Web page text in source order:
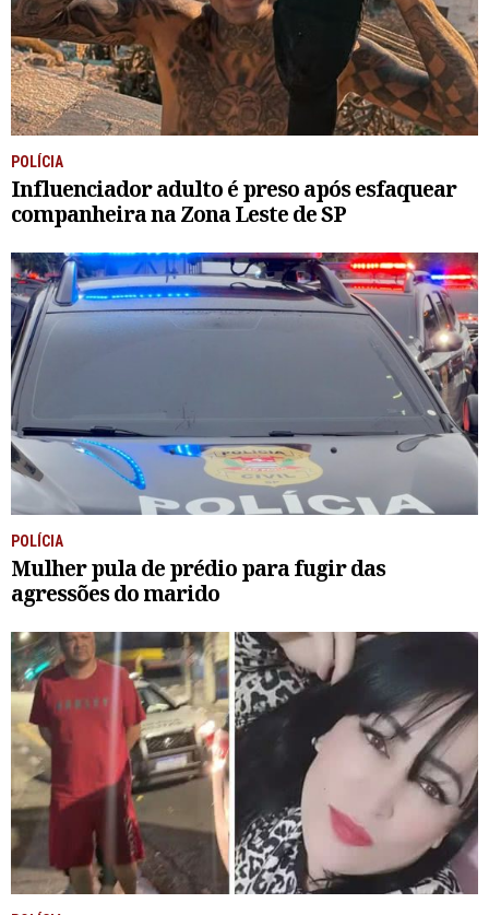
POLÍCIA
Influenciador adulto é preso após esfaquear
companheira na Zona Leste de SP
POLÍCIA
Mulher pula de prédio para fugir das
agressões do marido